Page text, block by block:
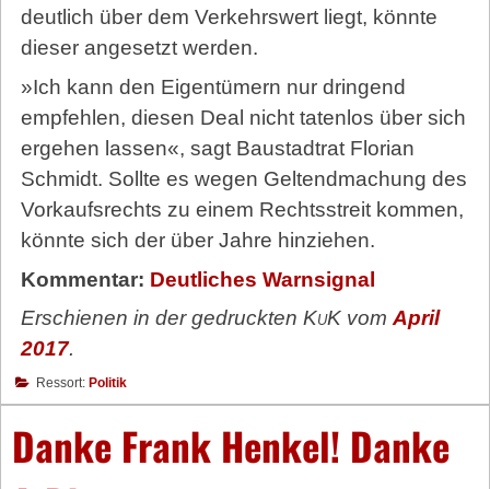
deutlich über dem Verkehrswert liegt, könnte
dieser angesetzt werden.
»Ich kann den Eigentümern nur dringend
empfehlen, diesen Deal nicht tatenlos über sich
ergehen lassen«, sagt Baustadtrat Florian
Schmidt. Sollte es wegen Geltendmachung des
Vorkaufsrechts zu einem Rechtsstreit kommen,
könnte sich der über Jahre hinziehen.
Kommentar: Deutliches Warnsignal
Erschienen in der gedruckten KuKvomApril
2017.
Ressort: Politik
Danke Frank Henkel! Danke